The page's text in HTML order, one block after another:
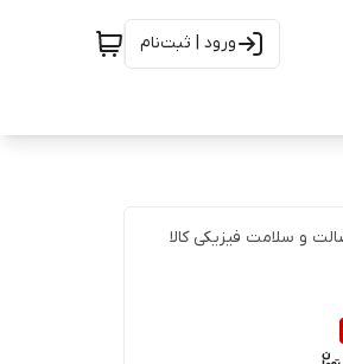
ورود | ثبت‌نام
و سلامت فیزیکی کالا